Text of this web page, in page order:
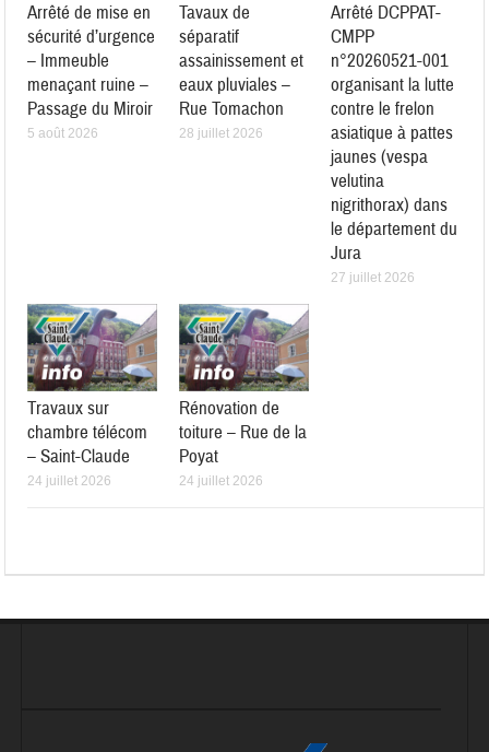
Arrêté de mise en
sécurité d’urgence
– Immeuble
menaçant ruine –
Passage du Miroir
5 août 2026
Tavaux de
séparatif
assainissement et
eaux pluviales –
Rue Tomachon
28 juillet 2026
Arrêté DCPPAT-
CMPP
n°20260521-001
organisant la lutte
contre le frelon
asiatique à pattes
jaunes (vespa
velutina
nigrithorax) dans
le département du
Jura
27 juillet 2026
Travaux sur
chambre télécom
– Saint-Claude
24 juillet 2026
Rénovation de
toiture – Rue de la
Poyat
24 juillet 2026